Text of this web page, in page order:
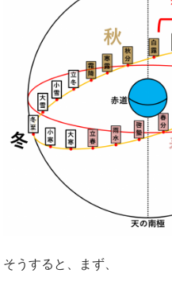
そうすると、まず、